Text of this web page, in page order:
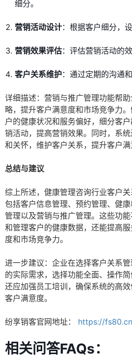
细分。
营销活动设计：根据客户细分，
营销效果评估：评估营销活动的
客户关系维护：通过定期的沟通
详细描述：营销与推广管理功能帮
略，提升客户满意度和市场竞争力
户的健康状况和服务偏好，细分客
销活动，提高营销效果。同时，系
和关怀，维护客户关系，提升客户满
总结与建议
综上所述，健康管理咨询行业客户
包括客户信息管理、预约管理、健
管理以及营销与推广管理。这些功
和管理客户的健康数据，还能提高
度和市场竞争力。
进一步建议：企业在选择客户关系
的实际需求，选择功能全面、操作
还应加强员工培训，确保系统的高
客户满意度。
纷享销客官网地址： https://
相关问答FAQs：